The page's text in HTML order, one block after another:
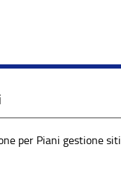
per Piani gestione siti